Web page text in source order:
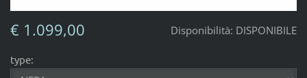
Disponibilità: DISPONIBILE
€ 1.099,00
type: